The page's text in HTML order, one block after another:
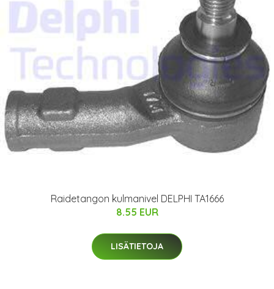
Raidetangon kulmanivel DELPHI TA1666
8.55 EUR
LISÄTIETOJA